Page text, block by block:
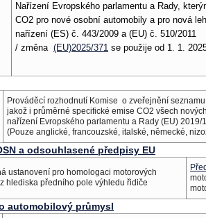
Nařízení Evropského parlamentu a Rady,
CO2 pro nové osobní automobily a pro nová
nařízení (ES) č. 443/2009 a (EU) č. 510/2011
/ změna (EU)2025/371 se použije od 1. 1.
Prováděcí rozhodnutí Komise o zveřejnění
jakož i průměrné specifické emise CO2 všech
nařízení Evropského parlamentu a Rady (EU)
(Pouze anglické, francouzské, italské, německé,
a odsouhlasené předpisy EU
ustanovení pro homologaci motorových
hlediska předního pole výhledu řidiče
automobilový průmysl